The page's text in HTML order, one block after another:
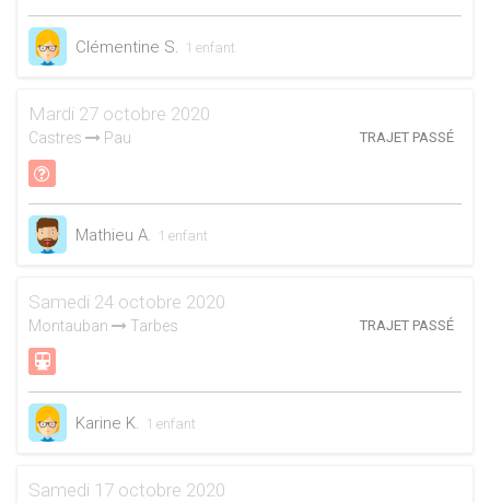
Clémentine S. 1 enfant
Mardi 27 octobre 2020
Castres Pau TRAJET PASSÉ
Mathieu A. 1 enfant
Samedi 24 octobre 2020
Montauban Tarbes TRAJET PASSÉ
Karine K. 1 enfant
Samedi 17 octobre 2020